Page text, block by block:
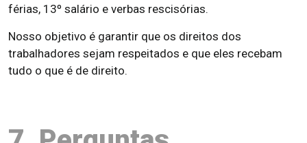
férias, 13º salário e verbas rescisórias.
Nosso objetivo é garantir que os direitos dos
trabalhadores sejam respeitados e que eles recebam
tudo o que é de direito.